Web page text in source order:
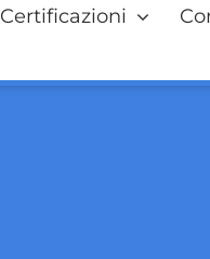
Certificazioni